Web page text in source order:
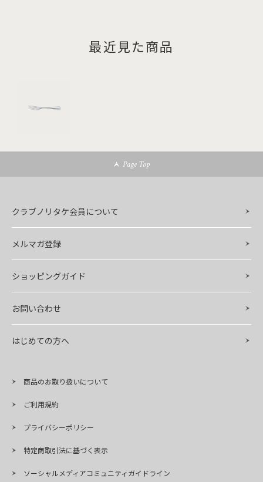
最近見た商品
Page Top
クラブノリタケ会員について
メルマガ登録
ショッピングガイド
お問い合わせ
はじめての方へ
商品のお取り扱いについて
ご利用規約
プライバシーポリシー
特定商取引法に基づく表示
ソーシャルメディアコミュニティガイドライン